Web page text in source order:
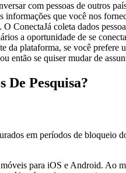
com pessoas de outros
informações que você nos
O ConectaJá coleta dados
a oportunidade de se
da plataforma, se você
então se quiser mudar de
De Pesquisa?
em períodos de bloqueio
para iOS e Android. Ao